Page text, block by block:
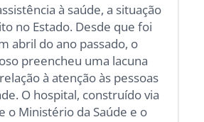
à saúde, a situação
no Estado. Desde que foi
abril do ano passado, o
preencheu uma lacuna
à atenção às pessoas
O hospital, construído via
o Ministério da Saúde e o